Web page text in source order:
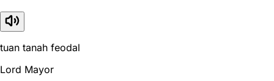
tuan tanah feodal
Lord Mayor